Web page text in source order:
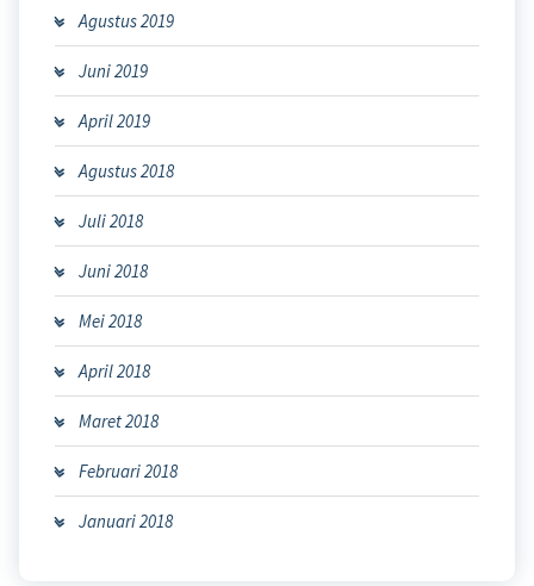
Agustus 2019
Juni 2019
April 2019
Agustus 2018
Juli 2018
Juni 2018
Mei 2018
April 2018
Maret 2018
Februari 2018
Januari 2018